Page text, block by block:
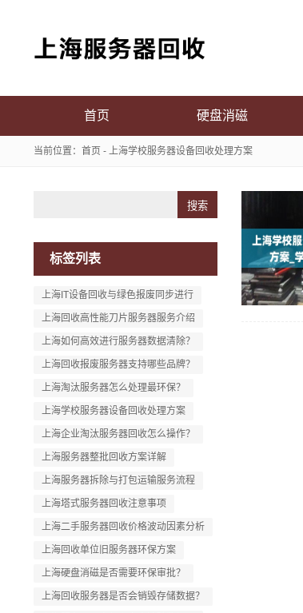
首页 硬盘消磁
当前位置： 首页 - 上海学校服务器设备回收处理方案
标签列表
上海IT设备回收与绿色报废同步进行
上海回收高性能刀片服务器服务介绍
上海如何高效进行服务器数据清除？
上海回收报废服务器支持哪些品牌？
上海淘汰服务器怎么处理最环保？
上海学校服务器设备回收处理方案
上海企业淘汰服务器回收怎么操作？
上海服务器整批回收方案详解
上海服务器拆除与打包运输服务流程
上海塔式服务器回收注意事项
上海二手服务器回收价格波动因素分析
上海回收单位旧服务器环保方案
上海硬盘消磁是否需要环保审批？
上海回收服务器是否会销毁存储数据？